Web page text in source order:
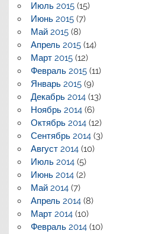
Июль 2015(15)
Июнь 2015(7)
Май 2015(8)
Апрель 2015(14)
Март 2015(12)
Февраль 2015(11)
Январь 2015(9)
Декабрь 2014(13)
Ноябрь 2014(6)
Октябрь 2014(12)
Сентябрь 2014(3)
Август 2014(10)
Июль 2014(5)
Июнь 2014(2)
Май 2014(7)
Апрель 2014(8)
Март 2014(10)
Февраль 2014(10)